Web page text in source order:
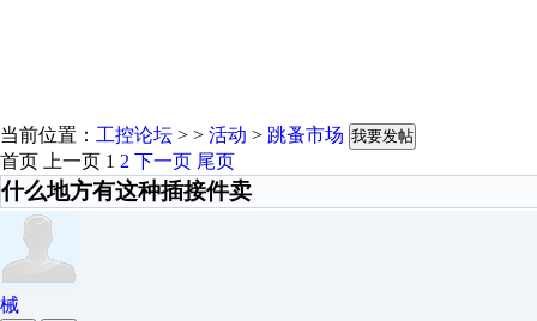
当前位置： 工控论坛 > > 活动 > 跳蚤市场 我要发帖
首页 上一页 1 2 下一页 尾页
什么地方有这种插接件卖
械